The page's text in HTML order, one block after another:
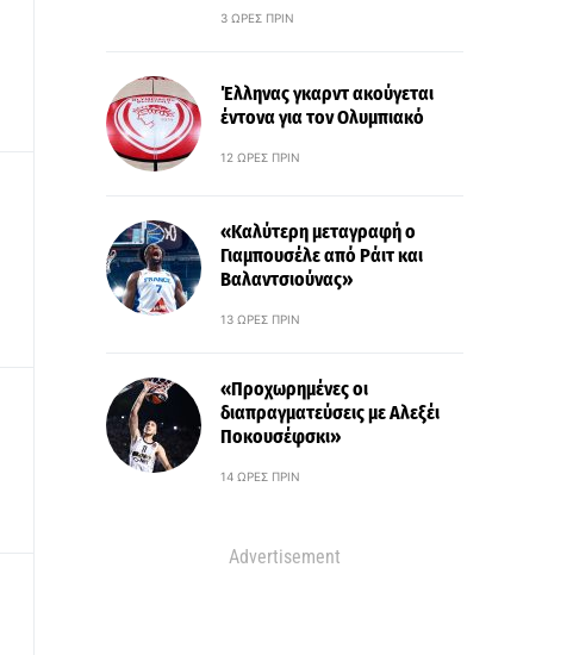
3 ΏΡΕΣ ΠΡΙΝ
Έλληνας γκαρντ ακούγεται
έντονα για τον Ολυμπιακό
12 ΏΡΕΣ ΠΡΙΝ
«Καλύτερη μεταγραφή ο
Γιαμπουσέλε από Ράιτ και
Βαλαντσιούνας»
13 ΏΡΕΣ ΠΡΙΝ
«Προχωρημένες οι
διαπραγματεύσεις με Αλεξέι
Ποκουσέφσκι»
14 ΏΡΕΣ ΠΡΙΝ
Advertisement